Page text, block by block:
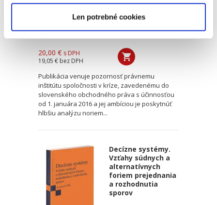
Len potrebné cookies
Martin Kubinec
20,00 € s DPH
19,05 € bez DPH
Publikácia venuje pozornosť právnemu
inštitútu spoločnosti v kríze, zavedenému do
slovenského obchodného práva s účinnosťou
od 1. januára 2016 a jej ambíciou je poskytnúť
hlbšiu analýzu noriem...
Decízne systémy.
Vzťahy súdnych a
alternatívnych
foriem prejednania
a rozhodnutia
sporov